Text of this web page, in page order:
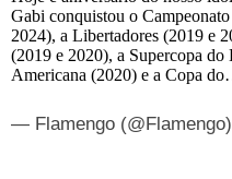
Gabi conquistou o
2024), a Libertadores (2019 e
(2019 e 2020), a Supercopa
Americana (2020) e a Copa
— Flamengo (@Flamengo)